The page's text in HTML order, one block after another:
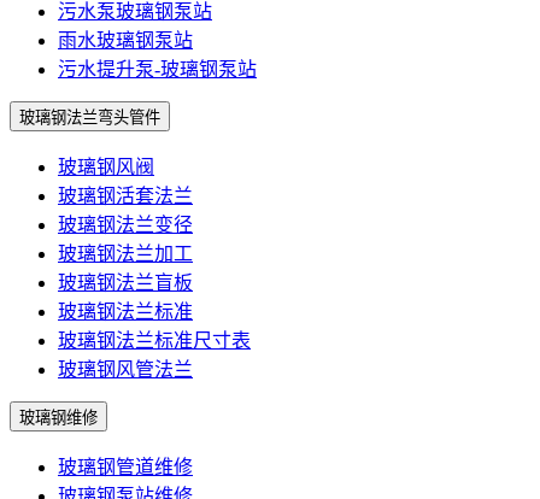
污水泵玻璃钢泵站
雨水玻璃钢泵站
污水提升泵-玻璃钢泵站
玻璃钢法兰弯头管件
玻璃钢风阀
玻璃钢活套法兰
玻璃钢法兰变径
玻璃钢法兰加工
玻璃钢法兰盲板
玻璃钢法兰标准
玻璃钢法兰标准尺寸表
玻璃钢风管法兰
玻璃钢维修
玻璃钢管道维修